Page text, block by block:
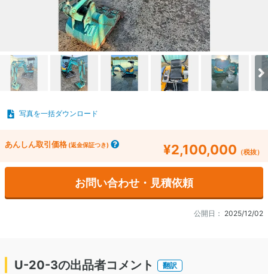
写真を一括ダウンロード
あんしん取引価格 (返金保証つき) ¥2,100,000 （税抜）
お問い合わせ・見積依頼
公開日： 2025/12/02
U-20-3の出品者コメント 翻訳